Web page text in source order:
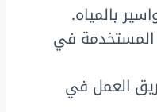
بالمياه.
المستخدمة في
العمل في